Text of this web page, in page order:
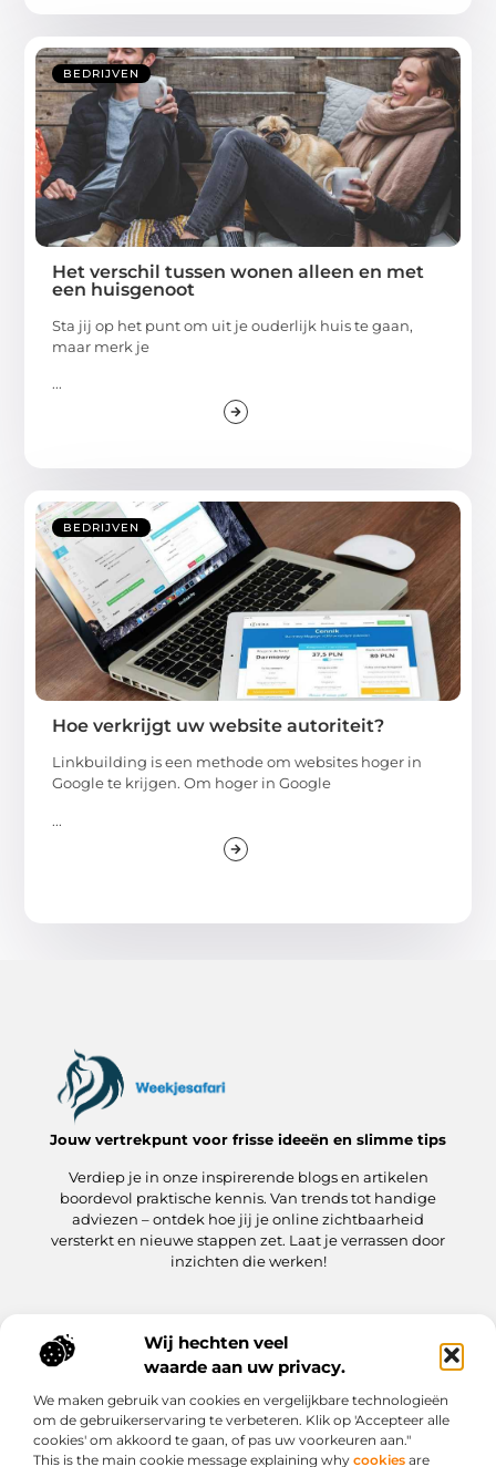
Wij hechten veel
waarde aan uw privacy.
We maken gebruik van cookies en vergelijkbare technologieën
om de gebruikerservaring te verbeteren. Klik op 'Accepteer alle
cookies' om akkoord te gaan, of pas uw voorkeuren aan."
This is the main cookie message explaining why cookies are
BEDRIJVEN
Het verschil tussen wonen alleen en met
een huisgenoot
Sta jij op het punt om uit je ouderlijk huis te gaan,
maar merk je
...
BEDRIJVEN
Hoe verkrijgt uw website autoriteit?
Linkbuilding is een methode om websites hoger in
Google te krijgen. Om hoger in Google
...
Jouw vertrekpunt voor frisse ideeën en slimme tips
Verdiep je in onze inspirerende blogs en artikelen
boordevol praktische kennis. Van trends tot handige
adviezen – ontdek hoe jij je online zichtbaarheid
versterkt en nieuwe stappen zet. Laat je verrassen door
inzichten die werken!
Onze informatie
Bericht categorie